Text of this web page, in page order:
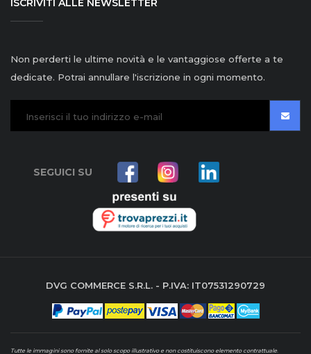
ISCRIVITI ALLE NEWSLETTER
Non perderti le ultime novità e le vantaggiose offerte a te
dedicate. Potrai annullare l'iscrizione in ogni momento.
SEGUICI SU
DVG COMMERCE S.R.L. - P.IVA: IT07531290729
Tutte le immagini sono fornite al solo scopo illustrativo e non costituiscono elemento contrattuale